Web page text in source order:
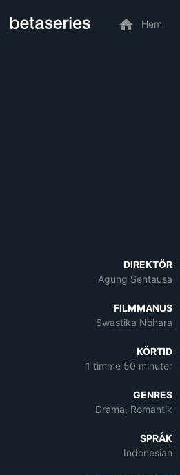
Hem
DIREKTÖR
Agung Sentausa
FILMMANUS
Swastika Nohara
KÖRTID
1 timme 50 minuter
GENRES
Drama, Romantik
SPRÅK
Indonesian